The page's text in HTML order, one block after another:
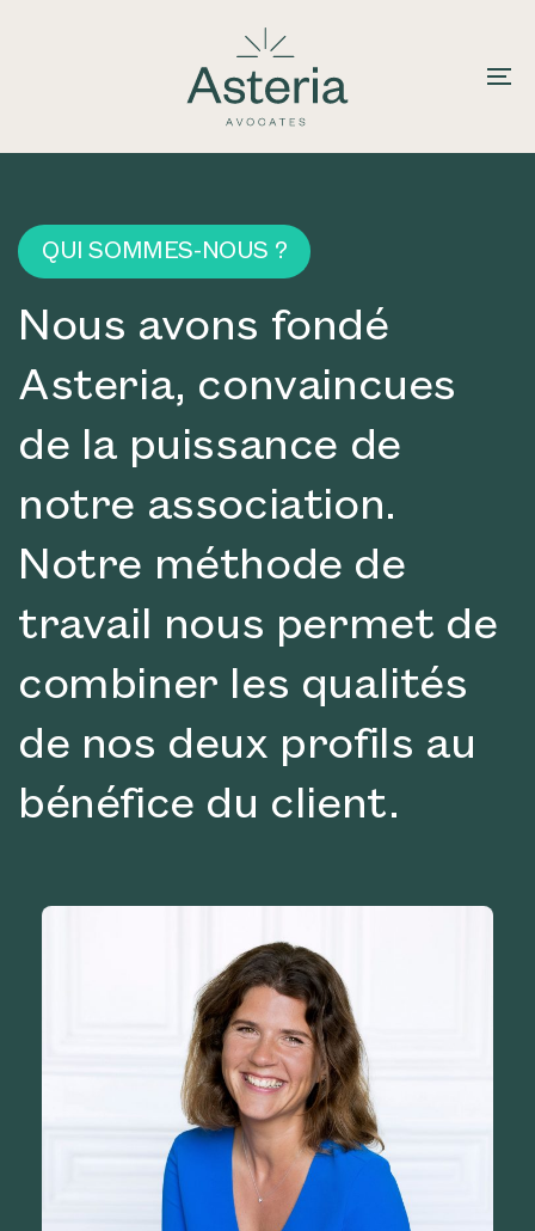
QUI SOMMES-NOUS ?
Nous avons fondé
Asteria, convaincues
de la puissance de
notre association.
Notre méthode de
travail nous permet de
combiner les qualités
de nos deux profils au
bénéfice du client.